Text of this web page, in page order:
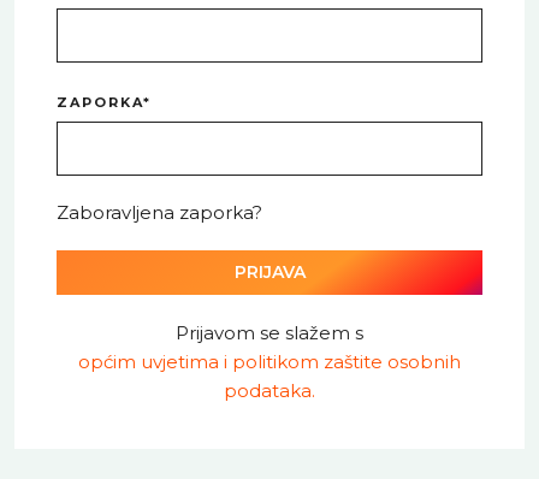
ZAPORKA*
Zaboravljena zaporka?
PRIJAVA
Prijavom se slažem s
općim uvjetima i politikom zaštite osobnih
podataka.